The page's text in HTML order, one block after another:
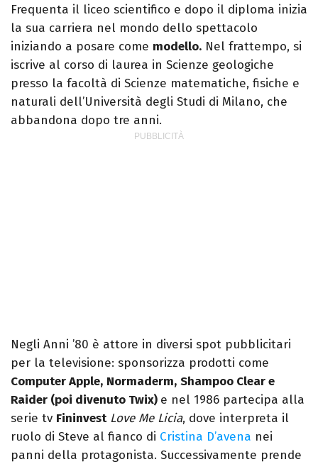
Frequenta il liceo scientifico e dopo il diploma inizia
la sua carriera nel mondo dello spettacolo
iniziando a posare come modello. Nel frattempo, si
iscrive al corso di laurea in Scienze geologiche
presso la facoltà di Scienze matematiche, fisiche e
naturali dell’Università degli Studi di Milano, che
abbandona dopo tre anni.
Negli Anni ’80 è attore in diversi spot pubblicitari
per la televisione: sponsorizza prodotti come
Computer Apple, Normaderm, Shampoo Clear e
Raider (poi divenuto Twix) e nel 1986 partecipa alla
serie tv FininvestLove Me Licia, dove interpreta il
ruolo di Steve al fianco di Cristina D’avena nei
panni della protagonista. Successivamente prende